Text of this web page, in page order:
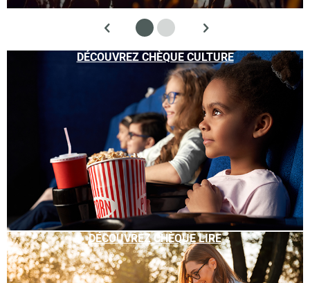
DÉCOUVREZ CHÈQUE CULTURE
DÉCOUVREZ CHÈQUE LIRE